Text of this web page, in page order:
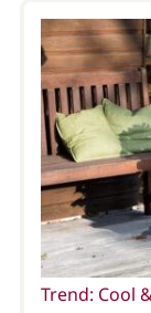
Trend: Cool